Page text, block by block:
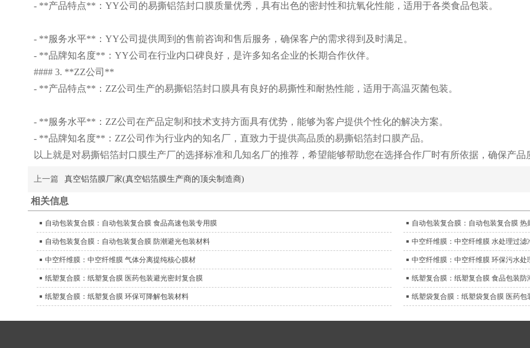
- **产品特点**：YY公司的易撕铝箔封口膜质量优秀，具有出色的密封性和抗氧化性能，适用于各类食品包装。
- **服务水平**：YY公司提供周到的售前咨询和售后服务，确保客户的需求得到及时满足。
- **品牌知名度**：YY公司在行业内口碑良好，是许多知名企业的长期合作伙伴。
#### 3. **ZZ公司**
- **产品特点**：ZZ公司生产的易撕铝箔封口膜具有良好的易撕性和耐热性能，适用于高温灭菌包装。
- **服务水平**：ZZ公司在产品定制和技术支持方面具有优势，能够为客户提供个性化的解决方案。
- **品牌知名度**：ZZ公司作为行业内的知名厂，直致力于提供高品质的易撕铝箔封口膜产品。
以上就是对易撕铝箔封口膜生产厂的选择标准和几知名厂的推荐，希望能够帮助您在选择合作厂时有所依据，确保产品
上一篇 真空铝箔膜厂家(真空铝箔膜生产商的顶尖制造商)
相关信息
自动包装复合膜：自动包装复合膜 食品高速包装专用膜 自动包装复合膜：自动包装复合膜 热
自动包装复合膜：自动包装复合膜 防潮避光包装材料 中空纤维膜：中空纤维膜 水处理过滤
中空纤维膜：中空纤维膜 气体分离提纯核心膜材 中空纤维膜：中空纤维膜 环保污水处
纸塑复合膜：纸塑复合膜 医药包装避光密封复合膜 纸塑复合膜：纸塑复合膜 食品包装防
纸塑复合膜：纸塑复合膜 环保可降解包装材料 纸塑袋复合膜：纸塑袋复合膜 医药包